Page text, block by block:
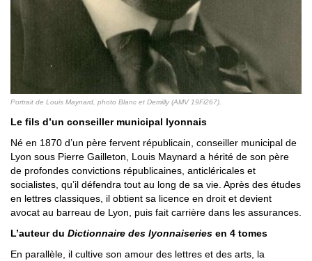
Portrait de Louis Maynard, photo Blanc et Demilly (AMV 19Fi267).
Le fils d’un conseiller municipal lyonnais
Né en 1870 d’un père fervent républicain, conseiller municipal de
Lyon sous Pierre Gailleton, Louis Maynard a hérité de son père
de profondes convictions républicaines, anticléricales et
socialistes, qu’il défendra tout au long de sa vie. Après des études
en lettres classiques, il obtient sa licence en droit et devient
avocat au barreau de Lyon, puis fait carrière dans les assurances.
L’auteur du Dictionnaire des lyonnaiseries en 4 tomes
En parallèle, il cultive son amour des lettres et des arts, la